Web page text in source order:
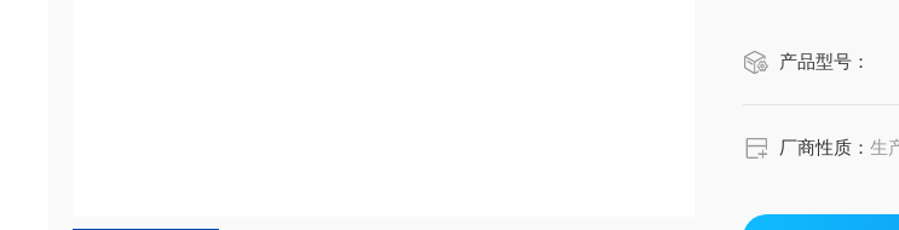
产品型号：
厂商性质：生